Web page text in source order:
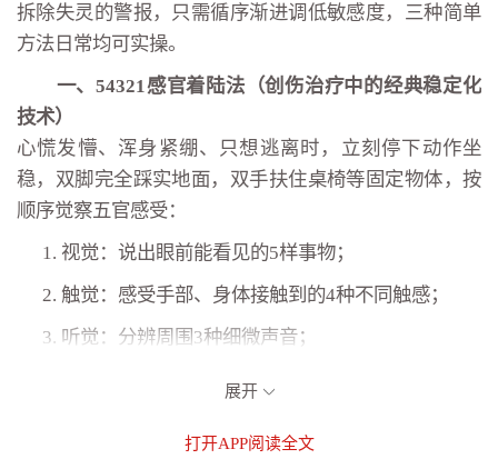
拆除失灵的警报，只需循序渐进调低敏感度，三种简单
方法日常均可实操。
一、54321感官着陆法（创伤治疗中的经典稳定化
技术）
心慌发懵、浑身紧绷、只想逃离时，立刻停下动作坐
稳，双脚完全踩实地面，双手扶住桌椅等固定物体，按
顺序觉察五官感受：
视觉：说出眼前能看见的5样事物；
触觉：感受手部、身体接触到的4种不同触感；
听觉：分辨周围3种细微声音；
嗅觉：捕捉空气中2种气味；
完整走完这套流程，能快速切断失控的应激情绪，
展开
打开APP阅读全文